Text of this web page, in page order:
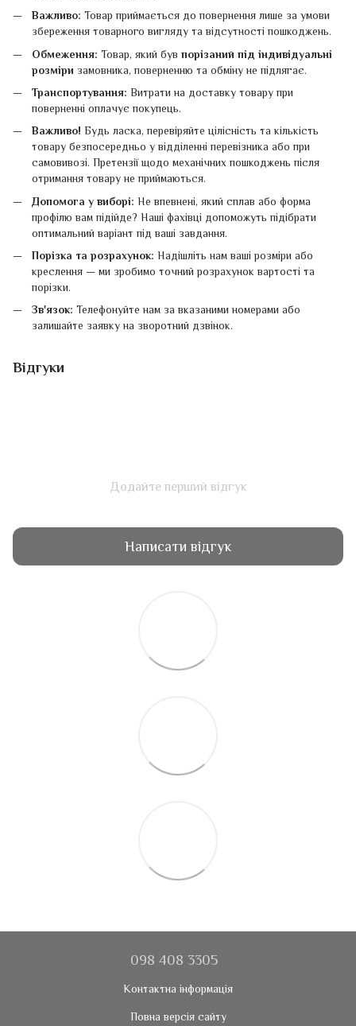
Важливо: Товар приймається до повернення лише за умови
збереження товарного вигляду та відсутності пошкоджень.
Обмеження: Товар, який був порізаний під індивідуальні
розміри замовника, поверненню та обміну не підлягає.
Транспортування: Витрати на доставку товару при
поверненні оплачує покупець.
Важливо! Будь ласка, перевіряйте цілісність та кількість
товару безпосередньо у відділенні перевізника або при
самовивозі. Претензії щодо механічних пошкоджень після
отримання товару не приймаються.
Допомога у виборі: Не впевнені, який сплав або форма
профілю вам підійде? Наші фахівці допоможуть підібрати
оптимальний варіант під ваші завдання.
Порізка та розрахунок: Надішліть нам ваші розміри або
креслення — ми зробимо точний розрахунок вартості та
порізки.
Зв'язок: Телефонуйте нам за вказаними номерами або
залишайте заявку на зворотний дзвінок.
Відгуки
Додайте перший відгук
Написати відгук
098 408 3305
Контактна інформація
Повна версія сайту